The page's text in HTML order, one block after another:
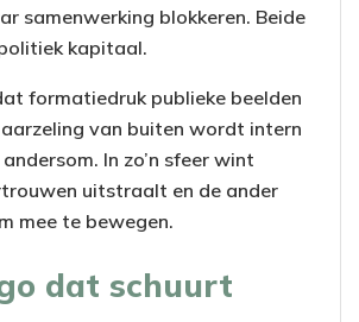
samenwerking blokkeren. Beide
kapitaal.
formatiedruk publieke beelden
van buiten wordt intern
In zo’n sfeer wint
uitstraalt en de ander
mee te bewegen.
dat schuurt